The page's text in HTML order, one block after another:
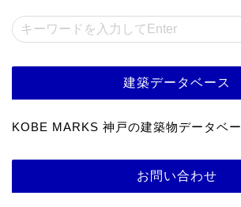
建築データベース
KOBE MARKS 神戸の建築物データベ
お問い合わせ